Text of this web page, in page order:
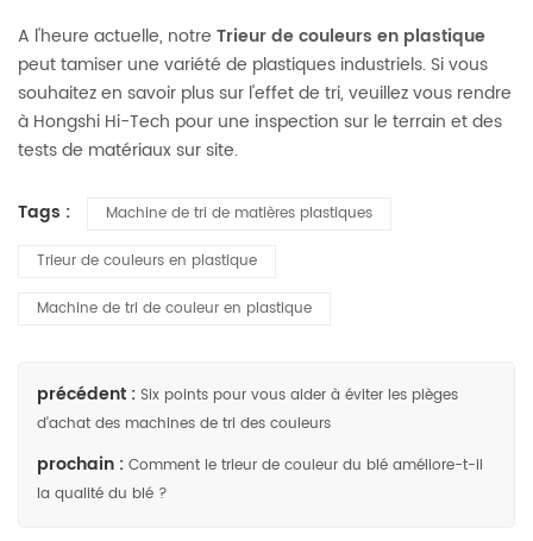
A l'heure actuelle, notre Trieur de couleurs en plastique
peut tamiser une variété de plastiques industriels. Si vous
souhaitez en savoir plus sur l'effet de tri, veuillez vous rendre
à Hongshi Hi-Tech pour une inspection sur le terrain et des
tests de matériaux sur site.
Tags : Machine de tri de matières plastiques
Trieur de couleurs en plastique
Machine de tri de couleur en plastique
précédent : Six points pour vous aider à éviter les pièges
d'achat des machines de tri des couleurs
prochain : Comment le trieur de couleur du blé améliore-t-il
la qualité du blé ?